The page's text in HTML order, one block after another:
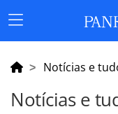
Menu
Principal
Notícias e
Notícias e